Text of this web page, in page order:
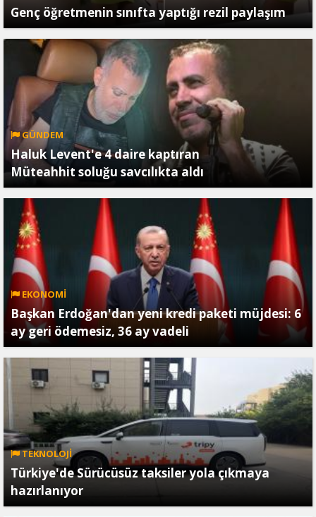
Genç öğretmenin sınıfta yaptığı rezil paylaşım
GÜNDEM
Haluk Levent'e 4 daire kaptıran
Müteahhit soluğu savcılıkta aldı
EKONOMİ
Başkan Erdoğan'dan yeni kredi paketi müjdesi: 6
ay geri ödemesiz, 36 ay vadeli
TEKNOLOJİ
Türkiye'de Sürücüsüz taksiler yola çıkmaya
hazırlanıyor